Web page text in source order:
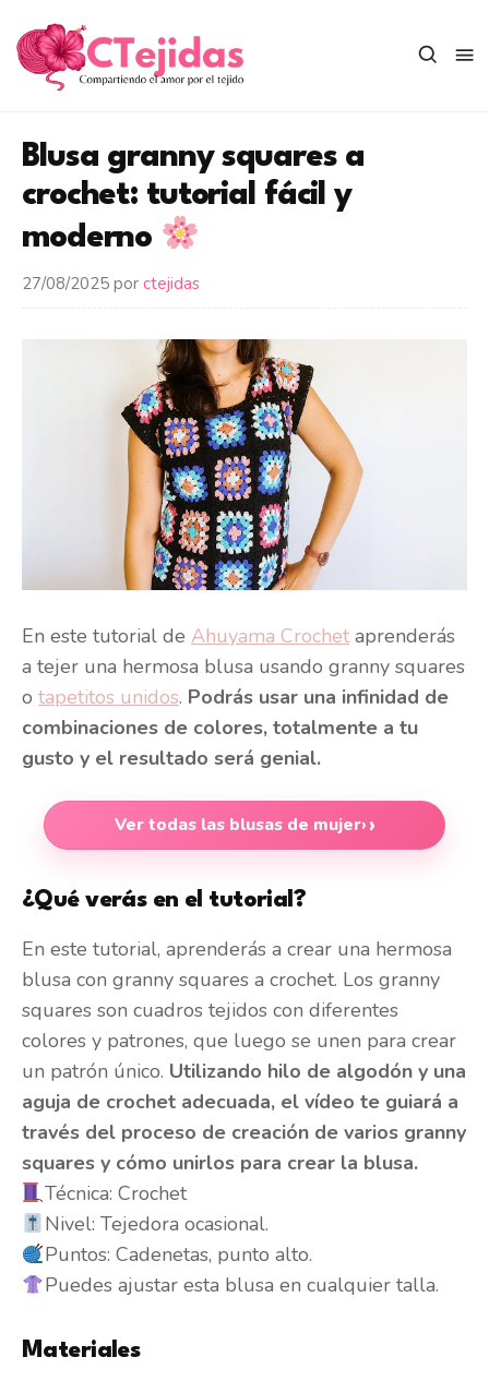
contenido
Blusa granny squares a
crochet: tutorial fácil y
moderno
27/08/2025 por ctejidas
En este tutorial de Ahuyama Crochet aprenderás
a tejer una hermosa blusa usando granny squares
o tapetitos unidos. Podrás usar una infinidad de
combinaciones de colores, totalmente a tu
gusto y el resultado será genial.
Ver todas las blusas de mujer›
¿Qué verás en el tutorial?
En este tutorial, aprenderás a crear una hermosa
blusa con granny squares a crochet. Los granny
squares son cuadros tejidos con diferentes
colores y patrones, que luego se unen para crear
un patrón único. Utilizando hilo de algodón y una
aguja de crochet adecuada, el vídeo te guiará a
través del proceso de creación de varios granny
squares y cómo unirlos para crear la blusa.
Técnica: Crochet
Nivel: Tejedora ocasional.
Puntos: Cadenetas, punto alto.
Puedes ajustar esta blusa en cualquier talla.
Materiales